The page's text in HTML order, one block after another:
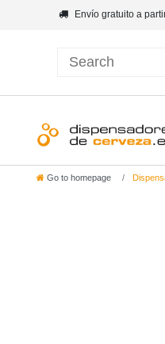
Envío gratuito a
Go to homepage